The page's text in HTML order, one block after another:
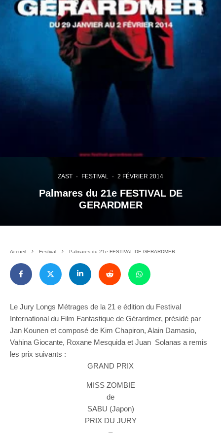
ZAST · FESTIVAL · 2 FÉVRIER 2014
Palmares du 21e FESTIVAL DE
GERARDMER
Accueil Festival Palmares du 21e FESTIVAL DE GERARDMER
Le Jury Longs Métrages de la 21 e édition du Festival
International du Film Fantastique de Gérardmer, présidé par
Jan Kounen et composé de Kim Chapiron, Alain Damasio,
Vahina Giocante, Roxane Mesquida et Juan Solanas a remis
les prix suivants :
GRAND PRIX
MISS ZOMBIE
de
SABU (Japon)
PRIX DU JURY
–